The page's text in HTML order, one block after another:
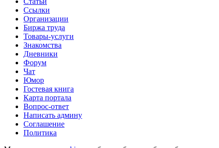
Ссылки
Организации
Биржа труда
Товары-услуги
Знакомства
Дневники
Форум
Чат
Юмор
Гостевая книга
Карта портала
Вопрос-ответ
Написать админу
Соглашение
Политика